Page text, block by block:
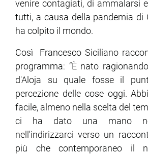
venire contagiati, di ammalarsi
tutti, a causa della pandemia di
ha colpito il mondo.
Così Francesco Siciliano
programma: “È nato
d'Aloja su quale fosse il
percezione delle cose oggi.
facile, almeno nella scelta del
ci ha dato una mano
nell'indirizzarci verso un
più che contemporaneo il